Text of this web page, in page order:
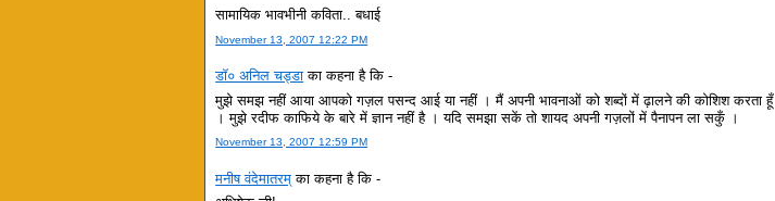
सामायिक भावभीनी कविता.. बधाई
November 13, 2007 12:22 PM
डॉ० अनिल चड्डा का कहना है कि -
मुझे समझ नहीं आया आपको गज़ल पसन्द आई या नहीं । मैं अपनी भावनाओं को शब्दों में ढ़ालने की कोशिश करता हूँ
। मुझे रदीफ काफिये के बारे में ज्ञान नहीं है । यदि समझा सकें तो शायद अपनी गज़लों में पैनापन ला सकुँ ।
November 13, 2007 12:59 PM
मनीष वंदेमातरम् का कहना है कि -